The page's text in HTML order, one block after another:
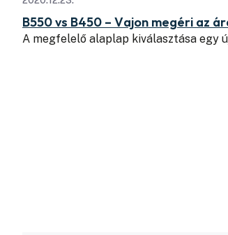
B550 vs B450 – Vajon megéri az
A megfelelő alaplap kiválasztása egy